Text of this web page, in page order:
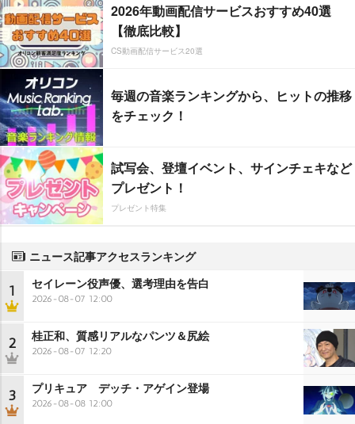
2026年動画配信サービスおすすめ40選
【徹底比較】
CS動画配信サービス20選
毎週の音楽ランキングから、ヒットの推移
をチェック！
試写会、登壇イベント、サインチェキなど
プレゼント！
プレゼント特集
ニュース記事アクセスランキング
1 セイレーン役声優、選考理由を告白
2026-08-07 12:00
2 桂正和、質感リアルなパンツ＆尻絵
2026-08-07 12:20
3 プリキュア デッチ・アゲイン登場
2026-08-08 12:00